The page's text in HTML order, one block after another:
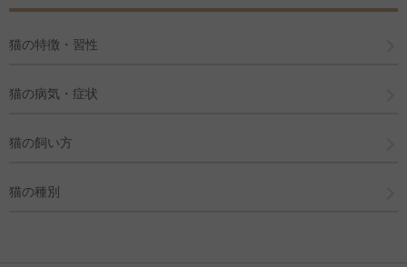
猫の特徴・習性
猫の病気・症状
猫の飼い方
猫の種別